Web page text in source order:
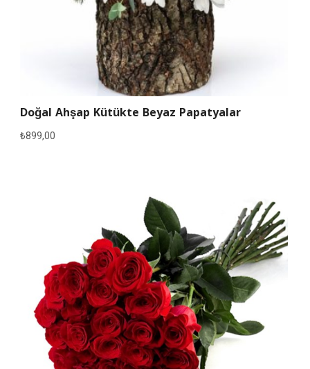
Doğal Ahşap Kütükte Beyaz Papatyalar
₺899,00